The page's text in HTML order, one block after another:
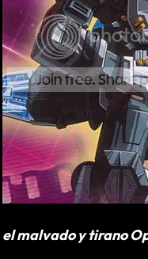
el malvado y tirano